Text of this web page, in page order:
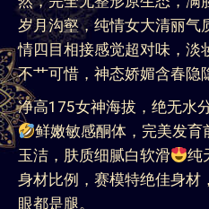
玉洁，肤质细腻白软滑
纯
身材比例，赛模特绝佳身材
眼都是腿。
性格活泼开朗，全身心投入
露，无条件接受Biu嘴，
不能，日料界海拔珠穆朗玛
重点：维秘模特身材/极品
超短期个位天数闪现，手慢无